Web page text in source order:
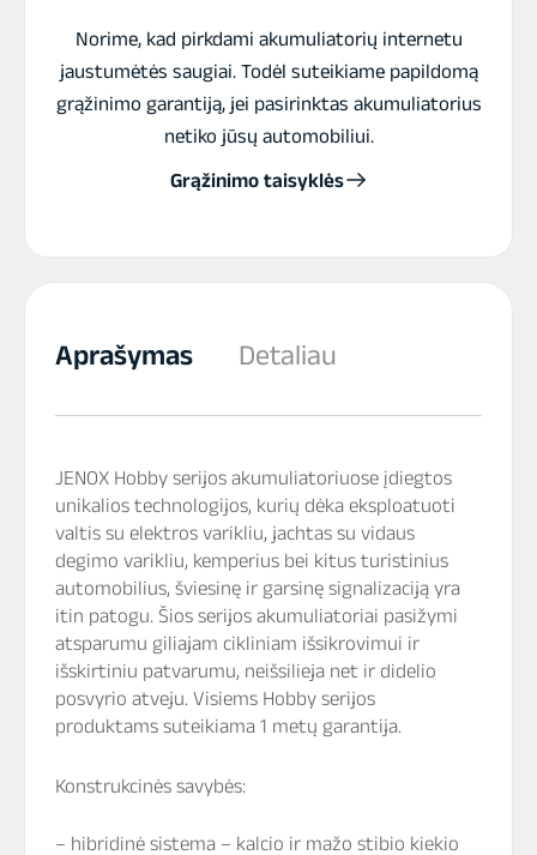
Norime, kad pirkdami akumuliatorių internetu
jaustumėtės saugiai. Todėl suteikiame papildomą
grąžinimo garantiją, jei pasirinktas akumuliatorius
netiko jūsų automobiliui.
Grąžinimo taisyklės
Aprašymas Detaliau
JENOX Hobby serijos akumuliatoriuose įdiegtos
unikalios technologijos, kurių dėka eksploatuoti
valtis su elektros varikliu, jachtas su vidaus
degimo varikliu, kemperius bei kitus turistinius
automobilius, šviesinę ir garsinę signalizaciją yra
itin patogu. Šios serijos akumuliatoriai pasižymi
atsparumu giliajam cikliniam išsikrovimui ir
išskirtiniu patvarumu, neišsilieja net ir didelio
posvyrio atveju. Visiems Hobby serijos
produktams suteikiama 1 metų garantija.
Konstrukcinės savybės:
– hibridinė sistema – kalcio ir mažo stibio kiekio